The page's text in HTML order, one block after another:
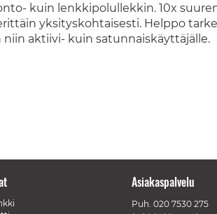
kuin lenkkipolullekkin. 10x
yksityskohtaisesti. Helppo
aktiivi- kuin satunnaiskäyttäjälle.
Asiakaspalvelu
Puh. 020 7530 275